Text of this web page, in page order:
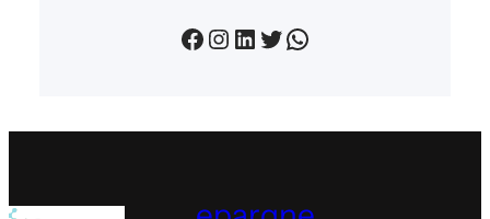
Facebook Instagram LinkedIn Twitter WhatsApp